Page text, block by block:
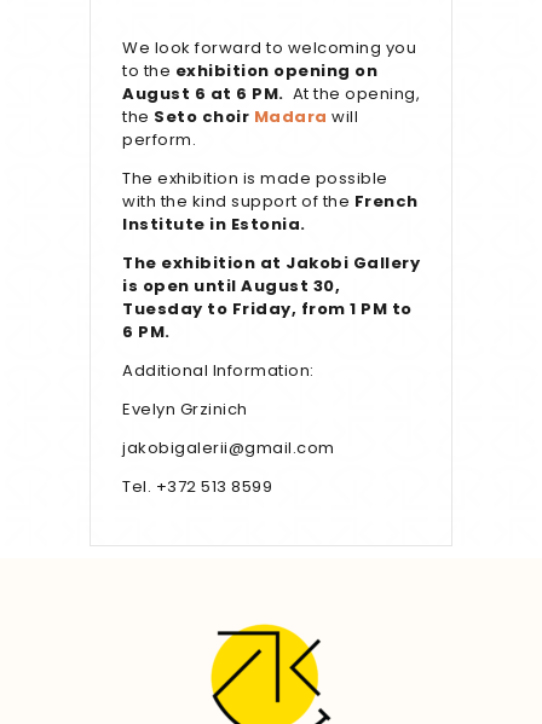
We look forward to welcoming you
to the exhibition opening on
August 6 at 6 PM. At the opening,
the Seto choir Madara will
perform.
The exhibition is made possible
with the kind support of the French
Institute in Estonia.
The exhibition at Jakobi Gallery
is open until August 30,
Tuesday to Friday, from 1 PM to
6 PM.
Additional Information:
Evelyn Grzinich
jakobigalerii@gmail.com
Tel. +372 513 8599